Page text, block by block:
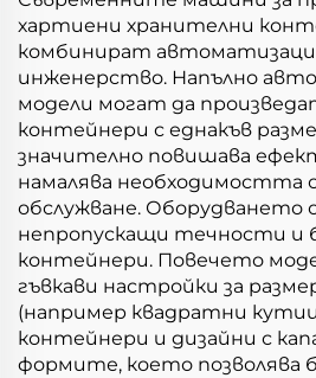
хартиени хранителни
комбинират
инженерство. Напълно
модели могат да
контейнери с еднакъв
значително повишава
намалява необходимостта
обслужване. Оборудването
непропускащи течности и
контейнери. Повечето
гъвкави настройки за
(например квадратни
контейнери и дизайни с
формите, което позволява